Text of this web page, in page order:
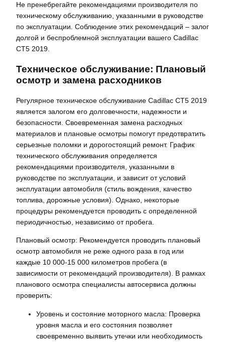
Не пренебрегайте рекомендациями производителя по
техническому обслуживанию, указанными в руководстве
по эксплуатации. Соблюдение этих рекомендаций – залог
долгой и беспроблемной эксплуатации вашего Cadillac
CT5 2019.
Техническое обслуживание: Плановый
осмотр и замена расходников
Регулярное техническое обслуживание Cadillac CT5 2019
является залогом его долговечности, надежности и
безопасности. Своевременная замена расходных
материалов и плановые осмотры помогут предотвратить
серьезные поломки и дорогостоящий ремонт. График
технического обслуживания определяется
рекомендациями производителя, указанными в
руководстве по эксплуатации, и зависит от условий
эксплуатации автомобиля (стиль вождения, качество
топлива, дорожные условия). Однако, некоторые
процедуры рекомендуется проводить с определенной
периодичностью, независимо от пробега.
Плановый осмотр: Рекомендуется проводить плановый
осмотр автомобиля не реже одного раза в год или
каждые 10 000-15 000 километров пробега (в
зависимости от рекомендаций производителя). В рамках
планового осмотра специалисты автосервиса должны
проверить:
Уровень и состояние моторного масла: Проверка
уровня масла и его состояния позволяет
своевременно выявить утечки или необходимость